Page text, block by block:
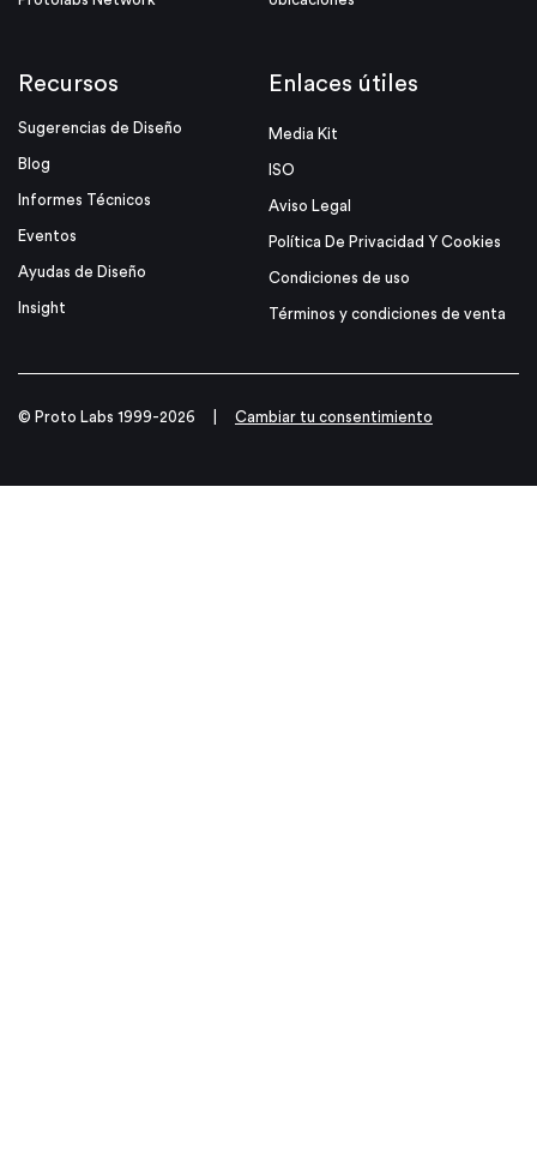
Recursos
Sugerencias de Diseño
Blog
Informes Técnicos
Eventos
Ayudas de Diseño
Insight
Enlaces útiles
Media Kit
ISO
Aviso Legal
Política De Privacidad Y Cookies
Condiciones de uso
Términos y condiciones de venta
© Proto Labs 1999-2026 Cambiar tu consentimiento